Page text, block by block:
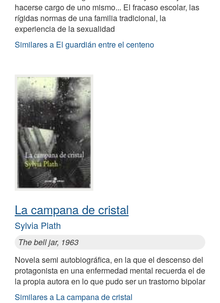
hacerse cargo de uno mismo... El fracaso escolar, las
rígidas normas de una familia tradicional, la
experiencia de la sexualidad
Similares a El guardián entre el centeno
La campana de cristal
Sylvia Plath
The bell jar, 1963
Novela semi autobiográfica, en la que el descenso del
protagonista en una enfermedad mental recuerda el de
la propia autora en lo que pudo ser un trastorno bipolar
Similares a La campana de cristal